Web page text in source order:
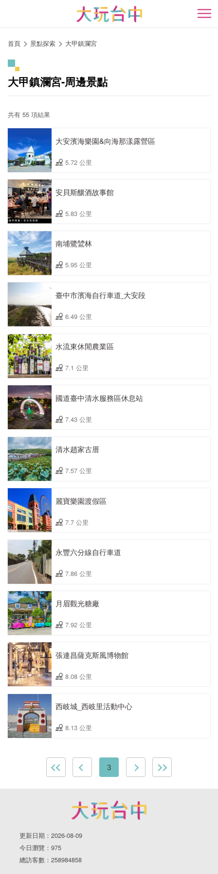
開
首頁 景點探索 大甲鎮瀾宮
大甲鎮瀾宮-周邊景點
共有 55 項結果
大安濱海樂園&向海那漾露營區
5.72 公里
安貝斯釀酒故事館
5.83 公里
南埔鷺鷥林
5.95 公里
臺中市濱海自行車道ˍ大安段
6.49 公里
水流東休閒農業區
7.1 公里
國道臺中清水服務區休息站
7.43 公里
清水趙家古厝
7.57 公里
麗寶樂園渡假區
7.7 公里
永豐六分線自行車道
7.86 公里
月眉觀光糖廠
7.92 公里
張連昌薩克斯風博物館
8.08 公里
西岐城_西岐里活動中心
8.13 公里
3
更新日期：2026-08-09
今日瀏覽：975
總訪客數：258984858